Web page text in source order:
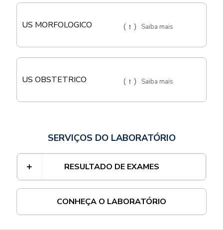
US MORFOLOGICO Saiba mais
US OBSTETRICO Saiba mais
SERVIÇOS DO LABORATÓRIO
RESULTADO DE EXAMES
CONHEÇA O LABORATÓRIO